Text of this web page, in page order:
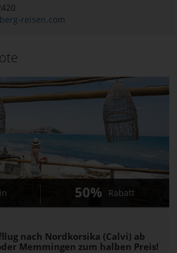
reisen.com
nach Nordkorsika (Calvi) ab
Memmingen zum halben Preis!
50% Rabatt